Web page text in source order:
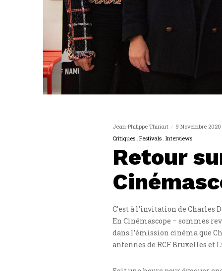
Jean-Philippe Thiriart
9 Novembre 2020
Critiques Festivals Interviews
Retour
C’est à l’invitation de
En Cinémascope – sommes
dans l’émission cinéma que
antennes de RCF Bruxelles et